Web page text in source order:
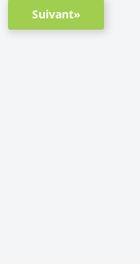
Suivant»